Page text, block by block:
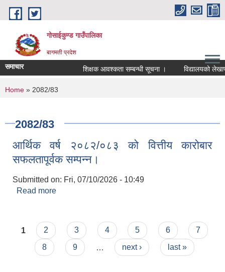
Skip to main content
गोसाईकुण्ड गाउँपालिका
बागमती प्रदेश
समाचार शिक्षक आवश्कता सम्बन्धी सूचना । विद्यालयको
You are here
Home » 2082/83
2082/83
आर्थिक वर्ष २०८२/०८३ को वित्तीय कारोबार
सफलतापूर्वक सम्पन्न।
Submitted on: Fri, 07/10/2026 - 10:49
Read more
Pages
1 2 3 4 5 6
7
8
9 next › last »